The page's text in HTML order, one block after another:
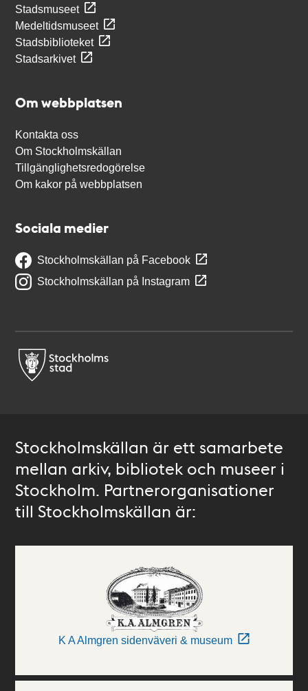
Stadsmuseet
Medeltidsmuseet
Stadsbiblioteket
Stadsarkivet
Om webbplatsen
Kontakta oss
Om Stockholmskällan
Tillgänglighetsredogörelse
Om kakor på webbplatsen
Sociala medier
Stockholmskällan på Facebook
Stockholmskällan på Instagram
Stockholmskällan är ett samarbete
mellan arkiv, bibliotek och museer i
Stockholm. Partnerorganisationer
till Stockholmskällan är:
K A Almgren sidenväveri & museum